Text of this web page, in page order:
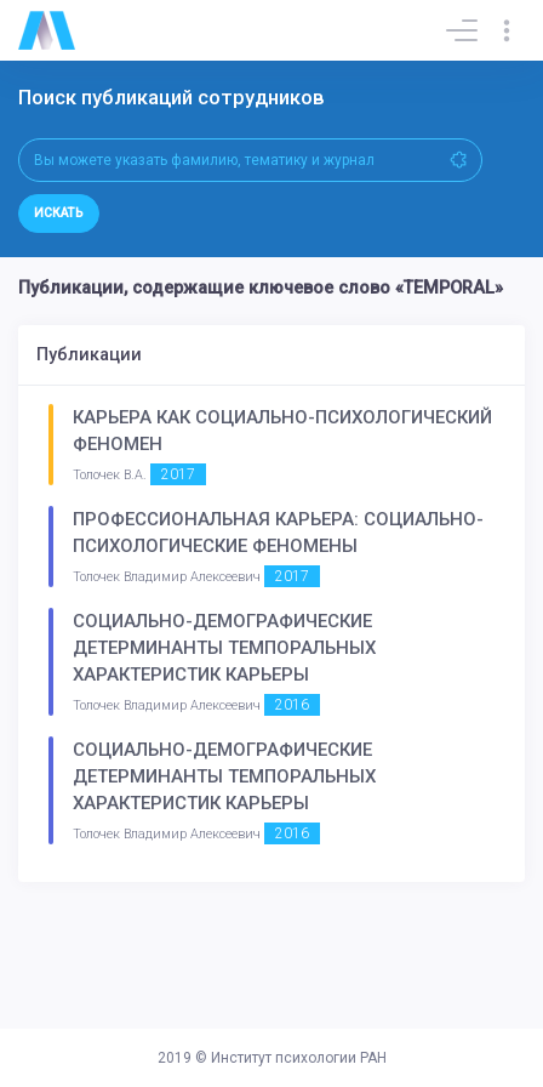
Поиск публикаций сотрудников
ИСКАТЬ
Публикации, содержащие ключевое слово «TEMPORAL»
Публикации
КАРЬЕРА КАК СОЦИАЛЬНО-ПСИХОЛОГИЧЕСКИЙ
ФЕНОМЕН
Толочек В.А. 2017
ПРОФЕССИОНАЛЬНАЯ КАРЬЕРА: СОЦИАЛЬНО-
ПСИХОЛОГИЧЕСКИЕ ФЕНОМЕНЫ
Толочек Владимир Алексеевич 2017
СОЦИАЛЬНО-ДЕМОГРАФИЧЕСКИЕ
ДЕТЕРМИНАНТЫ ТЕМПОРАЛЬНЫХ
ХАРАКТЕРИСТИК КАРЬЕРЫ
Толочек Владимир Алексеевич 2016
СОЦИАЛЬНО-ДЕМОГРАФИЧЕСКИЕ
ДЕТЕРМИНАНТЫ ТЕМПОРАЛЬНЫХ
ХАРАКТЕРИСТИК КАРЬЕРЫ
Толочек Владимир Алексеевич 2016
2019 © Институт психологии РАН